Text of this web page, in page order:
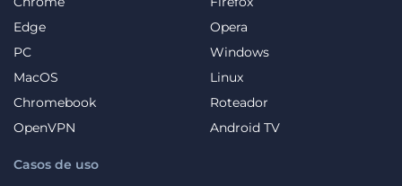
Edge
Opera
PC
Windows
MacOS
Linux
Chromebook
Roteador
OpenVPN
Android TV
Casos de uso